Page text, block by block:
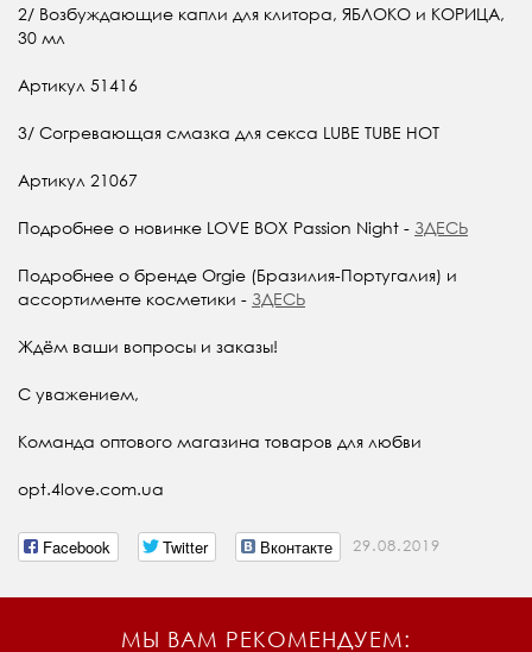
2/ Возбуждающие капли для клитора, ЯБЛОКО и КОРИЦА,
30 мл
Артикул 51416
3/ Согревающая смазка для секса LUBE TUBE HOT
Артикул 21067
Подробнее о новинке LOVE BOX Passion Night - ЗДЕСЬ
Подробнее о бренде Orgie (Бразилия-Португалия) и
ассортименте косметики - ЗДЕСЬ
Ждём ваши вопросы и заказы!
С уважением,
Команда оптового магазина товаров для любви
opt.4love.com.ua
Facebook Twitter Вконтакте 29.08.2019
МЫ ВАМ РЕКОМЕНДУЕМ: